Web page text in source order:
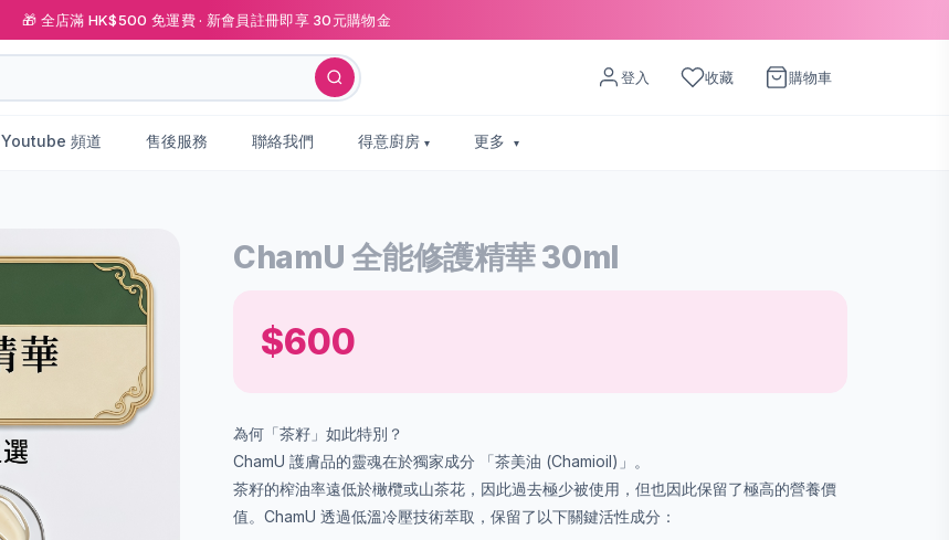
🎁 全店滿 HK$500 免運費 · 新會員註冊即享 30元購物金
登入 收藏 購物車
Youtube 頻道 售後服務 聯絡我們 得意廚房 更多
ChamU 全能修護精華 30ml
$600
為何「茶籽」如此特別？
ChamU 護膚品的靈魂在於獨家成分 「茶美油 (Chamioil)」。
茶籽的榨油率遠低於橄欖或山茶花，因此過去極少被使用，但也因此保留了極高的營養價
值。ChamU 透過低溫冷壓技術萃取，保留了以下關鍵活性成分：